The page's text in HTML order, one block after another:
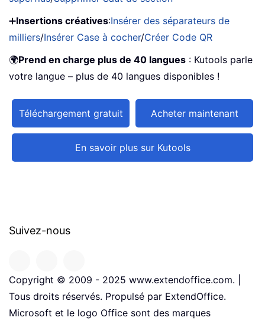
➕Insertions créatives:Insérer des séparateurs de
milliers/Insérer Case à cocher/Créer Code QR
🌍Prend en charge plus de 40 langues : Kutools parle
votre langue – plus de 40 langues disponibles !
Téléchargement gratuit Acheter maintenant
En savoir plus sur Kutools
Suivez-nous
Copyright © 2009 - 2025 www.extendoffice.com. |
Tous droits réservés. Propulsé par ExtendOffice.
Microsoft et le logo Office sont des marques